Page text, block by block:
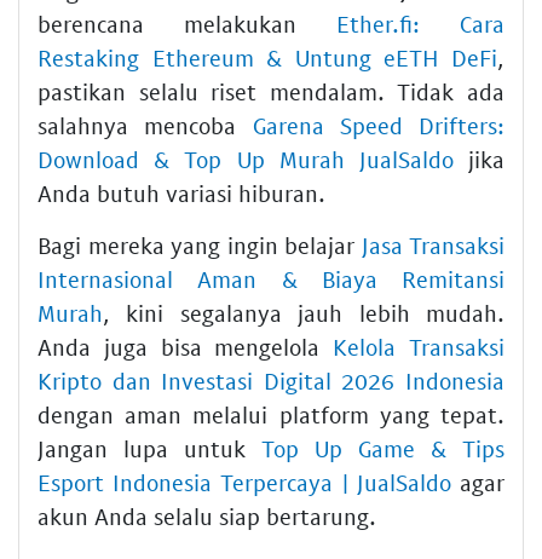
berencana melakukan Ether.fi: Cara
Restaking Ethereum & Untung eETH DeFi,
pastikan selalu riset mendalam. Tidak ada
salahnya mencoba Garena Speed Drifters:
Download & Top Up Murah JualSaldojika
Anda butuh variasi hiburan.
Bagi mereka yang ingin belajar Jasa Transaksi
Internasional Aman & Biaya Remitansi
Murah, kini segalanya jauh lebih mudah.
Anda juga bisa mengelola Kelola Transaksi
Kripto dan Investasi Digital 2026 Indonesia
dengan aman melalui platform yang tepat.
Jangan lupa untuk Top Up Game & Tips
Esport Indonesia Terpercaya | JualSaldoagar
akun Anda selalu siap bertarung.